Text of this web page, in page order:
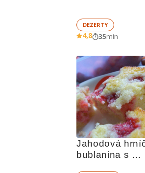
DEZERTY
4,8 35min
Jahodová
bublanina s